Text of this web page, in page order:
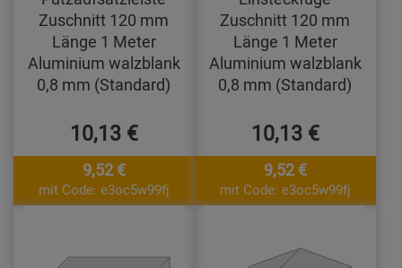
Zuschnitt 120 mm
Länge 1 Meter
Aluminium walzblank
0,8 mm (Standard)
10,13 €
9,52 €
mit Code: e3oc5w99fj
Zuschnitt 120 mm
Länge 1 Meter
Aluminium walzblank
0,8 mm (Standard)
10,13 €
9,52 €
mit Code: e3oc5w99fj